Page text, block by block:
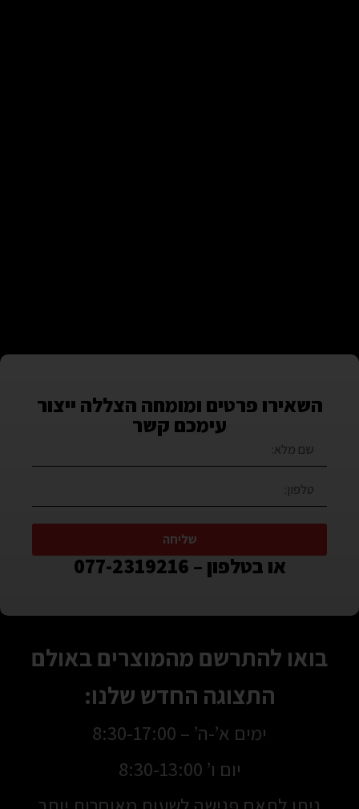
בואו להתרשם מהמוצרים באולם
התצוגה החדש שלנו:
ימים א’-ה’ – 8:30-17:00
יום ו’ 8:30-13:00
השאירו פרטים ומומחה הצללה ייצור
עימכם קשר
שליחה
או בטלפון – 077-2319216